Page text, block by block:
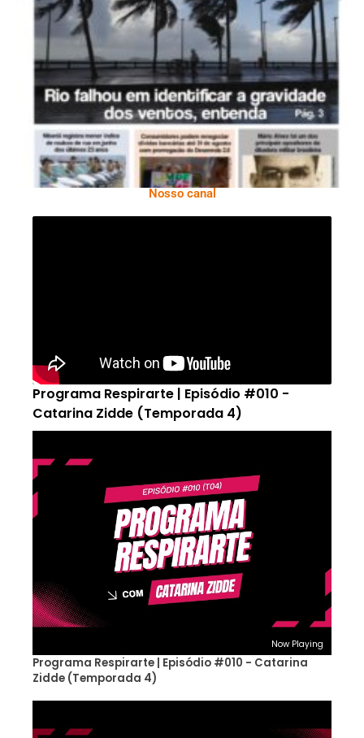
Ano X – Número 366 01 A 07 De Agosto De
2026
Nosso canal
Programa Respirarte | Episódio #010 -
Catarina Zidde (Temporada 4)
Now Playing
Programa Respirarte | Episódio #010 - Catarina
Zidde (Temporada 4)